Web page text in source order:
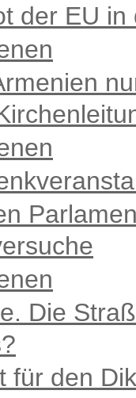
der EU
Die
für den